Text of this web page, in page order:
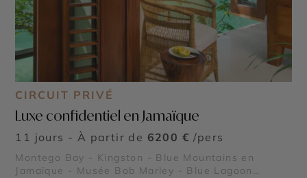
CIRCUIT PRIVÉ
Luxe confidentiel en Jamaïque
11 jours - À partir de 6200 € /pers
Montego Bay - Kingston - Blue Mountains en
Jamaïque - Musée Bob Marley - Blue Lagoon